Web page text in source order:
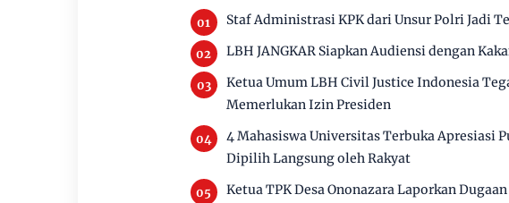
Staf Administrasi KPK dari Unsur Polri Jadi
LBH JANGKAR Siapkan Audiensi dengan
Ketua Umum LBH Civil Justice Indonesia
Memerlukan Izin Presiden
4 Mahasiswa Universitas Terbuka Apresiasi
Dipilih Langsung oleh Rakyat
Ketua TPK Desa Ononazara Laporkan